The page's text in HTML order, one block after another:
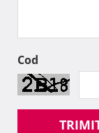
Cod